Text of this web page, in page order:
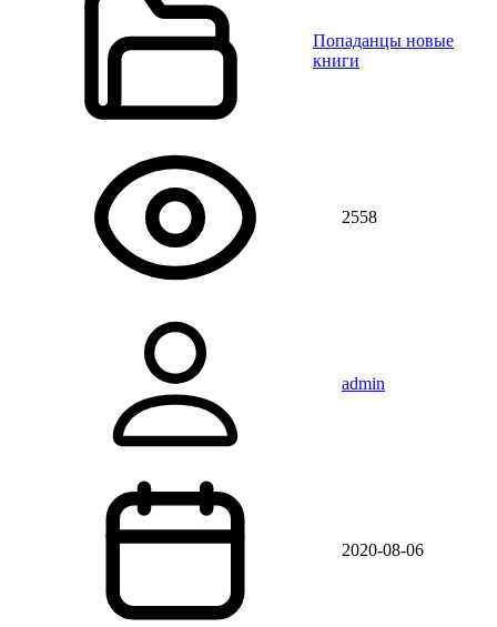
Попаданцы новые
книги
2558
admin
2020-08-06